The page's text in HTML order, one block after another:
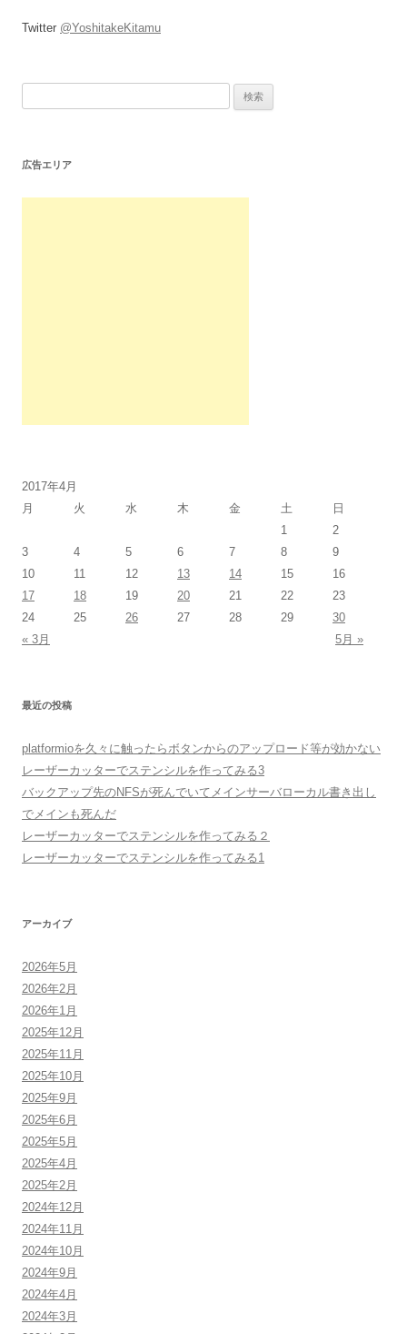
Twitter @YoshitakeKitamu
広告エリア
2017年4月
月
火 水 木 金 土
日
1
2
3
4 5 6 7 8
9
10
11 12 13 14 15
16
17
18 19 20 21 22
23
24
25 26 27 28 29
30
« 3月
5月 »
最近の投稿
platformioを久々に触ったらボタンからのアップロード等が効かない
レーザーカッターでステンシルを作ってみる3
バックアップ先のNFSが死んでいてメインサーバローカル書き出し
でメインも死んだ
レーザーカッターでステンシルを作ってみる２
レーザーカッターでステンシルを作ってみる1
アーカイブ
2026年5月
2026年2月
2026年1月
2025年12月
2025年11月
2025年10月
2025年9月
2025年6月
2025年5月
2025年4月
2025年2月
2024年12月
2024年11月
2024年10月
2024年9月
2024年4月
2024年3月